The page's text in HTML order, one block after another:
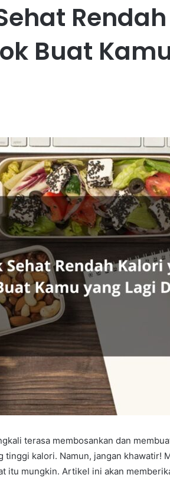
Buat
terasa membosankan dan
tinggi kalori. Namun, jangan khawatir!
itu mungkin. Artikel ini akan